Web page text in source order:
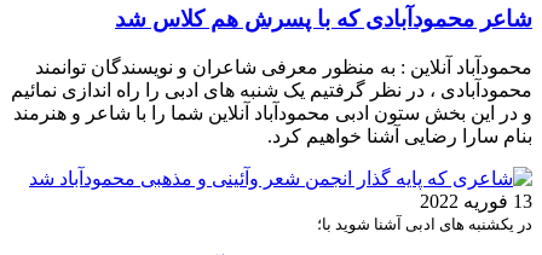
شاعر محمودآبادی كه با پسرش هم كلاس شد
محمودآباد آنلاین : به منظور معرفی شاعران و نویسندگان توانمند
محمودآبادی ، در نظر گرفتیم یک شنبه های ادبی را راه اندازی نمائیم
و در این بخش ستون ادبى محمودآباد آنلاين شما را با شاعر و هنرمند
بنام سارا رضایی آشنا خواهیم کرد.
13 فوریه 2022
در یکشنبه های ادبی آشنا شوید با؛